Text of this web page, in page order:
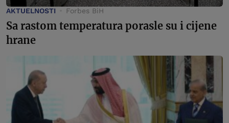
AKTUELNOSTI Forbes BiH
Sa rastom temperatura porasle su i cijene
hrane